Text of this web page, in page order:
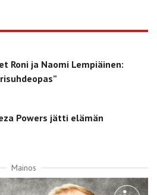
Roni ja Naomi Lempiäinen:
Powers jätti elämän
Mainos